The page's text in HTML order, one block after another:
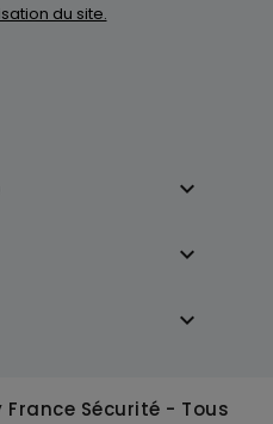
du site.
Sécurité - Tous